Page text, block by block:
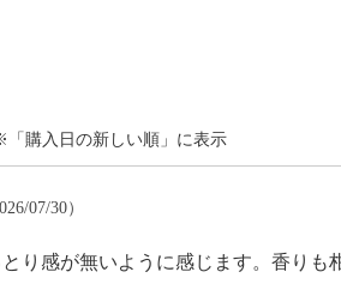
「購入日の新しい順」に表示
07/30）
り感が無いように感じます。香りも